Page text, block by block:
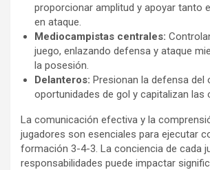
proporcionar amplitud y apoyar tanto
en ataque.
Mediocampistas centrales:
juego, enlazando defensa y ataque
la posesión.
Delanteros: Presionan la defensa del
oportunidades de gol y capitalizan las
La comunicación efectiva y la
jugadores son esenciales para ejecutar
formación 3-4-3. La conciencia de cada
responsabilidades puede impactar